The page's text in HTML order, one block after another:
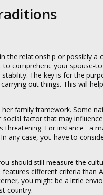
the relationship or possibly
comprehend your spouse-
The key is for the
carrying out things. This will
family framework. Some
factor that may
For instance , a
any case, you have to
should still measure the
different criteria than
you might be a little
country.